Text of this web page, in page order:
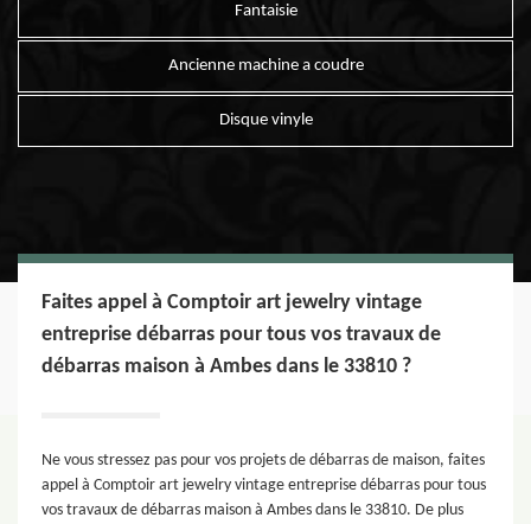
Fantaisie
Ancienne machine a coudre
Disque vinyle
Faites appel à Comptoir art jewelry vintage
entreprise débarras pour tous vos travaux de
débarras maison à Ambes dans le 33810 ?
Ne vous stressez pas pour vos projets de débarras de maison, faites
appel à Comptoir art jewelry vintage entreprise débarras pour tous
vos travaux de débarras maison à Ambes dans le 33810. De plus